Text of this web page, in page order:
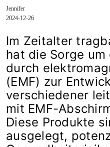
Jennifer
2024-12-26
Im Zeitalter
hat die Sorge
durch
(EMF) zur
verschiedener
mit EMF-
Diese Produkte
ausgelegt,